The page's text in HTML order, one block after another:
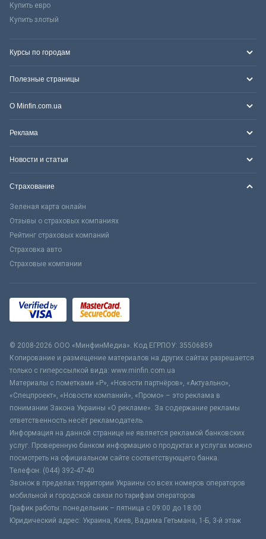
Купить евро
Купить злотый
Курсы по городам
Полезные страницы
О Minfin.com.ua
Реклама
Новости и статьи
Страхование
Зеленая карта онлайн
Отзывы о страховых компаниях
Рейтинг страховых компаний
Страховка авто
Страховые компании
© 2008-2026 ООО «МинфинМедиа». Код ЕГРПОУ: 35506859
Копирование и размещение материалов на других сайтах разрешается
только с гиперссылкой вида: www.minfin.com.ua
Материалы с пометками «Р», «Новости партнёров», «Актуально»,
«Спецпроект», «Новости компаний», «Промо» – это реклама в
понимании Закона Украины «О рекламе». За содержание рекламы
ответственность несёт рекламодатель.
Информация на данной странице не является рекламой банковских
услуг. Проверенную банком информацию о продуктах и услугах можно
посмотреть на официальном сайте соответствующего банка.
Телефон: (044) 392-47-40
Звонок в пределах территории Украины со всех номеров операторов
мобильной и городской связи по тарифам операторов
График работы: понедельник – пятница с 09:00 до 18:00
Юридический адрес: Украина, Киев, Вадима Гетьмана, 1-Б, 3-й этаж